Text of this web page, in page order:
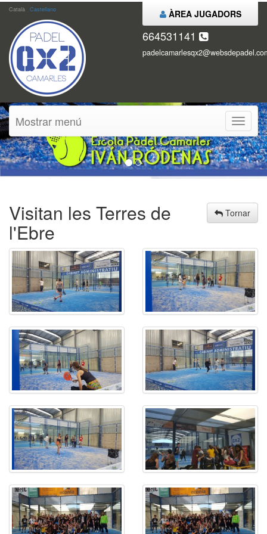
Català Castellano ÀREA JUGADORS
664531141
Mostrar
menú
Mostrar menú
Tornar
Visitan les Terres de
l'Ebre